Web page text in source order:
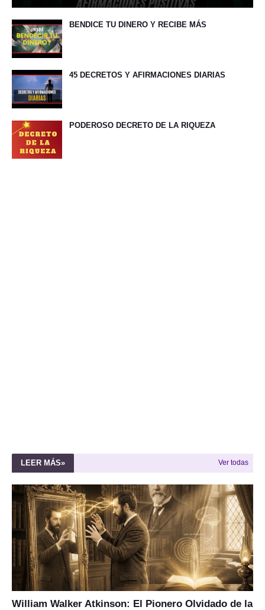
BENDICE TU DINERO Y RECIBE MÁS
45 DECRETOS Y AFIRMACIONES DIARIAS
PODEROSO DECRETO DE LA RIQUEZA
LEER MÁS» Ver todas
William Walker Atkinson: El Pionero Olvidado de la